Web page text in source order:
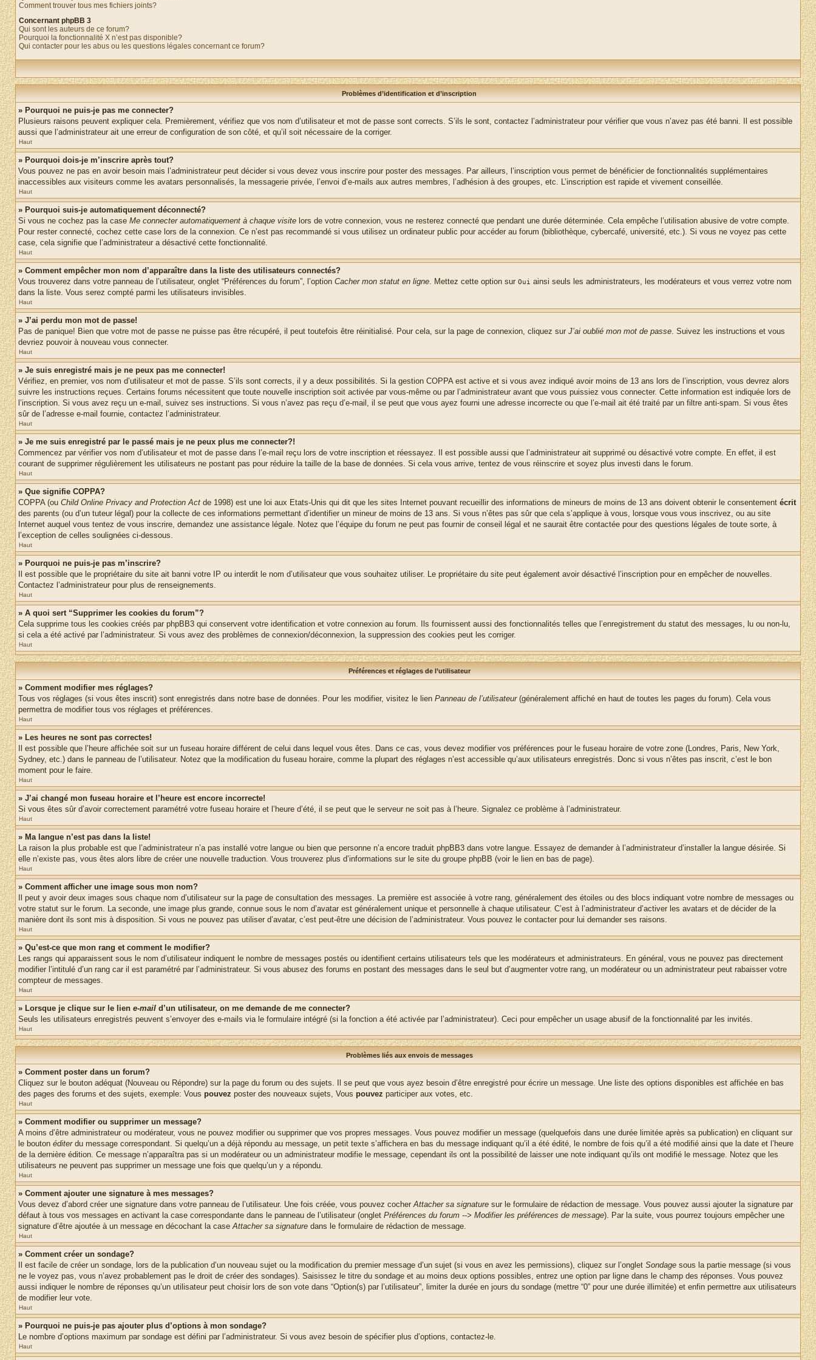
Comment trouver tous mes fichiers joints?
Concernant phpBB 3
Qui sont les auteurs de ce forum?
Pourquoi la fonctionnalité X n’est pas disponible?
Qui contacter pour les abus ou les questions légales concernant ce forum?
Problèmes d’identification et d’inscription
» Pourquoi ne puis-je pas me connecter?
Plusieurs raisons peuvent expliquer cela. Premièrement, vérifiez que vos nom d’utilisateur et mot de passe sont corrects. S’ils le sont, contactez l’administrateur pour vérifier que vous n’avez pas été banni. Il est possible
aussi que l’administrateur ait une erreur de configuration de son côté, et qu’il soit nécessaire de la corriger.
Haut
» Pourquoi dois-je m’inscrire après tout?
Vous pouvez ne pas en avoir besoin mais l’administrateur peut décider si vous devez vous inscrire pour poster des messages. Par ailleurs, l’inscription vous permet de bénéficier de fonctionnalités supplémentaires
inaccessibles aux visiteurs comme les avatars personnalisés, la messagerie privée, l’envoi d’e-mails aux autres membres, l’adhésion à des groupes, etc. L’inscription est rapide et vivement conseillée.
Haut
» Pourquoi suis-je automatiquement déconnecté?
Si vous ne cochez pas la case Me connecter automatiquement à chaque visite lors de votre connexion, vous ne resterez connecté que pendant une durée déterminée. Cela empêche l’utilisation abusive de votre compte.
Pour rester connecté, cochez cette case lors de la connexion. Ce n’est pas recommandé si vous utilisez un ordinateur public pour accéder au forum (bibliothèque, cybercafé, université, etc.). Si vous ne voyez pas cette
case, cela signifie que l’administrateur a désactivé cette fonctionnalité.
Haut
» Comment empêcher mon nom d’apparaître dans la liste des utilisateurs connectés?
Vous trouverez dans votre panneau de l’utilisateur, onglet “Préférences du forum”, l’option Cacher mon statut en ligne. Mettez cette option sur Oui ainsi seuls les administrateurs, les modérateurs et vous verrez votre nom
dans la liste. Vous serez compté parmi les utilisateurs invisibles.
Haut
» J’ai perdu mon mot de passe!
Pas de panique! Bien que votre mot de passe ne puisse pas être récupéré, il peut toutefois être réinitialisé. Pour cela, sur la page de connexion, cliquez sur J’ai oublié mon mot de passe. Suivez les instructions et vous
devriez pouvoir à nouveau vous connecter.
Haut
» Je suis enregistré mais je ne peux pas me connecter!
Vérifiez, en premier, vos nom d’utilisateur et mot de passe. S’ils sont corrects, il y a deux possibilités. Si la gestion COPPA est active et si vous avez indiqué avoir moins de 13 ans lors de l’inscription, vous devrez alors
suivre les instructions reçues. Certains forums nécessitent que toute nouvelle inscription soit activée par vous-même ou par l’administrateur avant que vous puissiez vous connecter. Cette information est indiquée lors de
l’inscription. Si vous avez reçu un e-mail, suivez ses instructions. Si vous n’avez pas reçu d’e-mail, il se peut que vous ayez fourni une adresse incorrecte ou que l’e-mail ait été traité par un filtre anti-spam. Si vous êtes
sûr de l’adresse e-mail fournie, contactez l’administrateur.
Haut
» Je me suis enregistré par le passé mais je ne peux plus me connecter?!
Commencez par vérifier vos nom d’utilisateur et mot de passe dans l’e-mail reçu lors de votre inscription et réessayez. Il est possible aussi que l’administrateur ait supprimé ou désactivé votre compte. En effet, il est
courant de supprimer régulièrement les utilisateurs ne postant pas pour réduire la taille de la base de données. Si cela vous arrive, tentez de vous réinscrire et soyez plus investi dans le forum.
Haut
» Que signifie COPPA?
COPPA (ou Child Online Privacy and Protection Act de 1998) est une loi aux Etats-Unis qui dit que les sites Internet pouvant recueillir des informations de mineurs de moins de 13 ans doivent obtenir le consentement écrit
des parents (ou d’un tuteur légal) pour la collecte de ces informations permettant d’identifier un mineur de moins de 13 ans. Si vous n’êtes pas sûr que cela s’applique à vous, lorsque vous vous inscrivez, ou au site
Internet auquel vous tentez de vous inscrire, demandez une assistance légale. Notez que l’équipe du forum ne peut pas fournir de conseil légal et ne saurait être contactée pour des questions légales de toute sorte, à
l’exception de celles soulignées ci-dessous.
Haut
» Pourquoi ne puis-je pas m’inscrire?
Il est possible que le propriétaire du site ait banni votre IP ou interdit le nom d’utilisateur que vous souhaitez utiliser. Le propriétaire du site peut également avoir désactivé l’inscription pour en empêcher de nouvelles.
Contactez l’administrateur pour plus de renseignements.
Haut
» A quoi sert “Supprimer les cookies du forum”?
Cela supprime tous les cookies créés par phpBB3 qui conservent votre identification et votre connexion au forum. Ils fournissent aussi des fonctionnalités telles que l’enregistrement du statut des messages, lu ou non-lu,
si cela a été activé par l’administrateur. Si vous avez des problèmes de connexion/déconnexion, la suppression des cookies peut les corriger.
Haut
Préférences et réglages de l’utilisateur
» Comment modifier mes réglages?
Tous vos réglages (si vous êtes inscrit) sont enregistrés dans notre base de données. Pour les modifier, visitez le lien Panneau de l’utilisateur(généralement affiché en haut de toutes les pages du forum). Cela vous
permettra de modifier tous vos réglages et préférences.
Haut
» Les heures ne sont pas correctes!
Il est possible que l’heure affichée soit sur un fuseau horaire différent de celui dans lequel vous êtes. Dans ce cas, vous devez modifier vos préférences pour le fuseau horaire de votre zone (Londres, Paris, New York,
Sydney, etc.) dans le panneau de l’utilisateur. Notez que la modification du fuseau horaire, comme la plupart des réglages n’est accessible qu’aux utilisateurs enregistrés. Donc si vous n’êtes pas inscrit, c’est le bon
moment pour le faire.
Haut
» J’ai changé mon fuseau horaire et l’heure est encore incorrecte!
Si vous êtes sûr d’avoir correctement paramétré votre fuseau horaire et l’heure d’été, il se peut que le serveur ne soit pas à l’heure. Signalez ce problème à l’administrateur.
Haut
» Ma langue n’est pas dans la liste!
La raison la plus probable est que l’administrateur n’a pas installé votre langue ou bien que personne n’a encore traduit phpBB3 dans votre langue. Essayez de demander à l’administrateur d’installer la langue désirée. Si
elle n’existe pas, vous êtes alors libre de créer une nouvelle traduction. Vous trouverez plus d’informations sur le site du groupe phpBB (voir le lien en bas de page).
Haut
» Comment afficher une image sous mon nom?
Il peut y avoir deux images sous chaque nom d’utilisateur sur la page de consultation des messages. La première est associée à votre rang, généralement des étoiles ou des blocs indiquant votre nombre de messages ou
votre statut sur le forum. La seconde, une image plus grande, connue sous le nom d’avatar est généralement unique et personnelle à chaque utilisateur. C’est à l’administrateur d’activer les avatars et de décider de la
manière dont ils sont mis à disposition. Si vous ne pouvez pas utiliser d’avatar, c’est peut-être une décision de l’administrateur. Vous pouvez le contacter pour lui demander ses raisons.
Haut
» Qu’est-ce que mon rang et comment le modifier?
Les rangs qui apparaissent sous le nom d’utilisateur indiquent le nombre de messages postés ou identifient certains utilisateurs tels que les modérateurs et administrateurs. En général, vous ne pouvez pas directement
modifier l’intitulé d’un rang car il est paramétré par l’administrateur. Si vous abusez des forums en postant des messages dans le seul but d’augmenter votre rang, un modérateur ou un administrateur peut rabaisser votre
compteur de messages.
Haut
» Lorsque je clique sur le lien e-mail d’un utilisateur, on me demande de me connecter?
Seuls les utilisateurs enregistrés peuvent s’envoyer des e-mails via le formulaire intégré (si la fonction a été activée par l’administrateur). Ceci pour empêcher un usage abusif de la fonctionnalité par les invités.
Haut
Problèmes liés aux envois de messages
» Comment poster dans un forum?
Cliquez sur le bouton adéquat (Nouveau ou Répondre) sur la page du forum ou des sujets. Il se peut que vous ayez besoin d’être enregistré pour écrire un message. Une liste des options disponibles est affichée en bas
des pages des forums et des sujets, exemple: Vous pouvez poster des nouveaux sujets, Vous pouvez participer aux votes, etc.
Haut
» Comment modifier ou supprimer un message?
A moins d’être administrateur ou modérateur, vous ne pouvez modifier ou supprimer que vos propres messages. Vous pouvez modifier un message (quelquefois dans une durée limitée après sa publication) en cliquant sur
le bouton éditerdu message correspondant. Si quelqu’un a déjà répondu au message, un petit texte s’affichera en bas du message indiquant qu’il a été édité, le nombre de fois qu’il a été modifié ainsi que la date et l’heure
de la dernière édition. Ce message n’apparaîtra pas si un modérateur ou un administrateur modifie le message, cependant ils ont la possibilité de laisser une note indiquant qu’ils ont modifié le message. Notez que les
utilisateurs ne peuvent pas supprimer un message une fois que quelqu’un y a répondu.
Haut
» Comment ajouter une signature à mes messages?
Vous devez d’abord créer une signature dans votre panneau de l’utilisateur. Une fois créée, vous pouvez cocherAttacher sa signature sur le formulaire de rédaction de message. Vous pouvez aussi ajouter la signature par
défaut à tous vos messages en activant la case correspondante dans le panneau de l’utilisateur (onglet Préférences du forum --> Modifier les préférences de message). Par la suite, vous pourrez toujours empêcher une
signature d’être ajoutée à un message en décochant la caseAttacher sa signature dans le formulaire de rédaction de message.
Haut
» Comment créer un sondage?
Il est facile de créer un sondage, lors de la publication d’un nouveau sujet ou la modification du premier message d’un sujet (si vous en avez les permissions), cliquez sur l’onglet Sondage sous la partie message (si vous
ne le voyez pas, vous n’avez probablement pas le droit de créer des sondages). Saisissez le titre du sondage et au moins deux options possibles, entrez une option par ligne dans le champ des réponses. Vous pouvez
aussi indiquer le nombre de réponses qu’un utilisateur peut choisir lors de son vote dans “Option(s) par l’utilisateur”, limiter la durée en jours du sondage (mettre “0” pour une durée illimitée) et enfin permettre aux utilisateurs
de modifier leur vote.
Haut
» Pourquoi ne puis-je pas ajouter plus d’options à mon sondage?
Le nombre d’options maximum par sondage est défini par l’administrateur. Si vous avez besoin de spécifier plus d’options, contactez-le.
Haut